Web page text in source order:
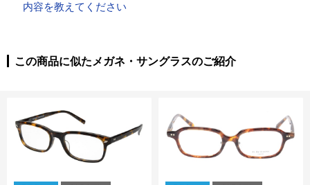
内容を教えてください
この商品に似たメガネ・サングラスのご紹介